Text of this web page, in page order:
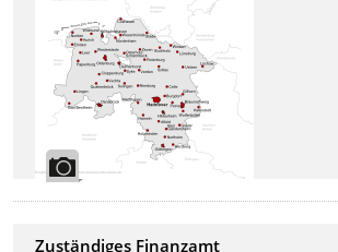
Zuständiges Finanzamt